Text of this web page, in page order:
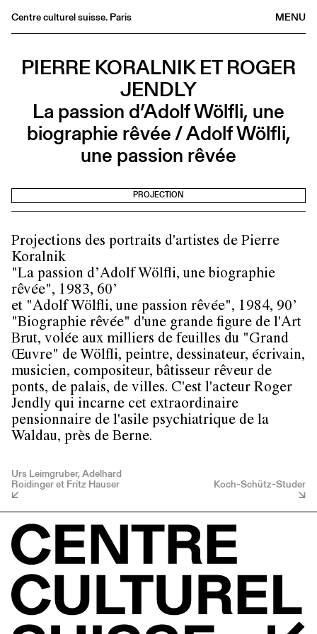
MENU
Centre culturel suisse. Paris
Librairie
Archives
Médiathèque
FR/EN
PIERRE KORALNIK ET ROGER
JENDLY
La passion d’Adolf Wölfli, une
biographie rêvée / Adolf Wölfli,
une passion rêvée
PROJECTION
Projections des portraits d'artistes de Pierre
Koralnik
"La passion d’Adolf Wölfli, une biographie
rêvée", 1983, 60’
et "Adolf Wölfli, une passion rêvée", 1984, 90’
"Biographie rêvée" d'une grande figure de l'Art
Brut, volée aux milliers de feuilles du "Grand
Œuvre" de Wölfli, peintre, dessinateur, écrivain,
musicien, compositeur, bâtisseur rêveur de
ponts, de palais, de villes. C'est l'acteur Roger
Jendly qui incarne cet extraordinaire
pensionnaire de l'asile psychiatrique de la
Waldau, près de Berne.
Urs Leimgruber, Adelhard
Roidinger et Fritz Hauser Koch-Schütz-Studer